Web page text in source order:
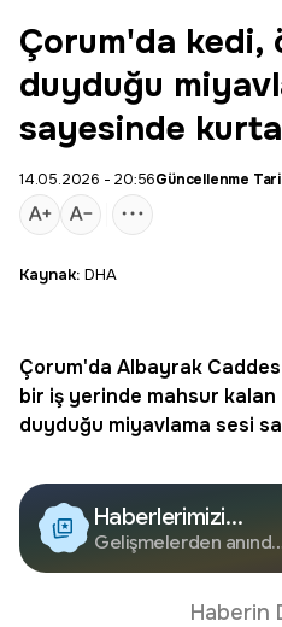
Çorum'da kedi,
duyduğu
sayesinde
14.05.2026 - 20:56Güncellenme
Kaynak: DHA
Çorum'da Albayrak
bir iş yerinde mahsur
duyduğu miyavlama sesi
Haberlerimizi
Google'da Takip
Edin
Gelişmelerden anında
Haberin